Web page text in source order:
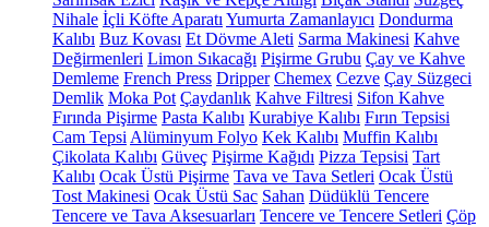
Nihale İçli Köfte Aparatı Yumurta Zamanlayıcı Dondurma
Kalıbı Buz Kovası Et Dövme Aleti Sarma Makinesi Kahve
Değirmenleri Limon Sıkacağı Pişirme Grubu Çay ve Kahve
Demleme French Press Dripper Chemex Cezve Çay Süzgeci
Demlik Moka Pot Çaydanlık Kahve Filtresi Sifon Kahve
Fırında Pişirme Pasta Kalıbı Kurabiye Kalıbı Fırın Tepsisi
Cam Tepsi Alüminyum Folyo Kek Kalıbı Muffin Kalıbı
Çikolata Kalıbı Güveç Pişirme Kağıdı Pizza Tepsisi Tart
Kalıbı Ocak Üstü Pişirme Tava ve Tava Setleri Ocak Üstü
Tost Makinesi Ocak Üstü Sac Sahan Düdüklü Tencere
Tencere ve Tava Aksesuarları Tencere ve Tencere Setleri Çöp